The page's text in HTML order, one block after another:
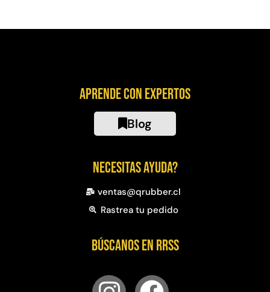
Aprende con expertos
Blog
Necesitas ayuda?
ventas@qrubber.cl
Rastrea tu pedido
Búscanos en RRSS